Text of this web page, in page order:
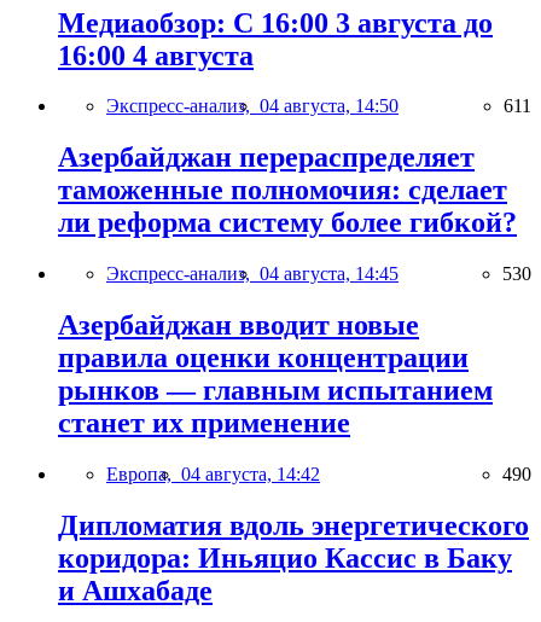
Медиаобзор: С 16:00 3 августа до
16:00 4 августа
Экспресс-анализ, 04 августа, 14:50 611
Азербайджан перераспределяет
таможенные полномочия: сделает
ли реформа систему более гибкой?
Экспресс-анализ, 04 августа, 14:45 530
Азербайджан вводит новые
правила оценки концентрации
рынков — главным испытанием
станет их применение
Европа, 04 августа, 14:42 490
Дипломатия вдоль энергетического
коридора: Иньяцио Кассис в Баку
и Ашхабаде